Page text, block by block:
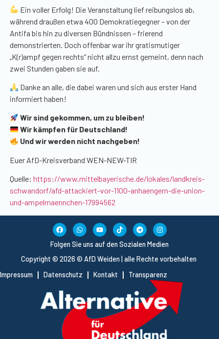
Ein voller Erfolg! Die Veranstaltung lief reibungslos ab,
während draußen etwa 400 Demokratiegegner – von der
Antifa bis hin zu diversen Bündnissen – frierend
demonstrierten. Doch offenbar war ihr gratismutiger
„K(r)ampf gegen rechts“ nicht allzu ernst gemeint, denn nach
zwei Stunden gaben sie auf.
Danke an alle, die dabei waren und sich aus erster Hand
informiert haben!
Wir sind gekommen, um zu bleiben!
Wir kämpfen für Deutschland!
Und wir werden nicht nachgeben!
Euer AfD-Kreisverband WEN-NEW-TIR
Quelle: https://www.mittelbayerische.de/lokales/landkreis-
schwandorf/afd-attackiert-vor-1100-anhaengern-die-union-
und-ampelmaennchen-17994562
Copyright © 2026 © AfD Weiden | alle Rechte vorbehalten
Impressum
Datenschutz Kontakt Transparenz
Folgen Sie uns auf den Sozialen Medien